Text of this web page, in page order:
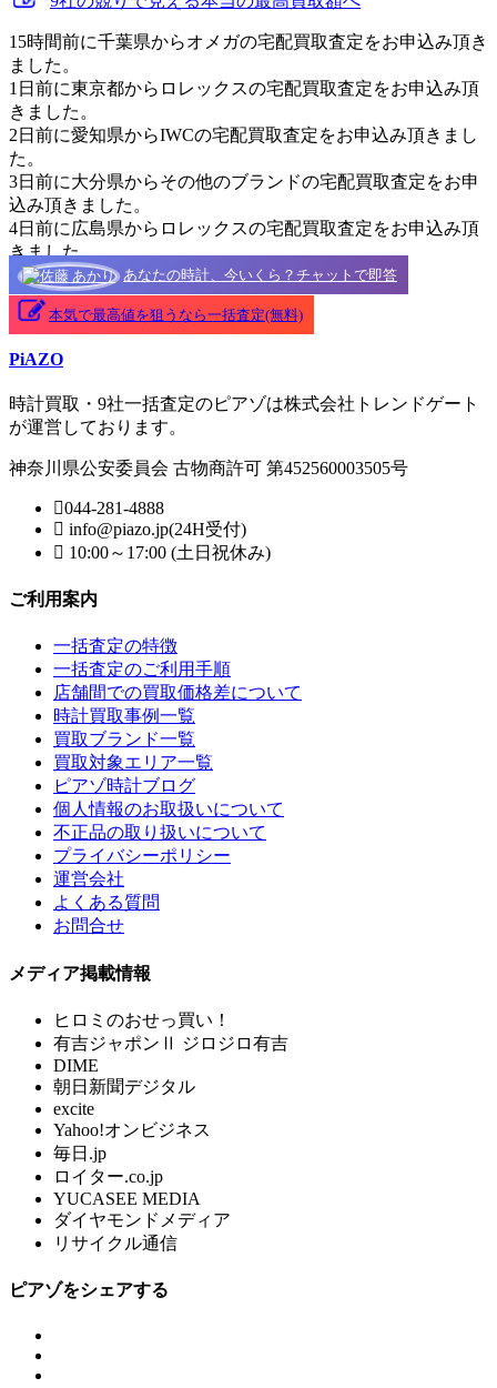
15時間前に千葉県からオメガの宅配買取査定をお申込み頂き
ました。
1日前に東京都からロレックスの宅配買取査定をお申込み頂
きました。
2日前に愛知県からIWCの宅配買取査定をお申込み頂きまし
た。
3日前に大分県からその他のブランドの宅配買取査定をお申
込み頂きました。
4日前に広島県からロレックスの宅配買取査定をお申込み頂
きました。
あなたの時計、今いくら？チャットで即答
本気で最高値を狙うなら一括査定(無料)
PiAZO
時計買取・9社一括査定のピアゾは株式会社トレンドゲート
が運営しております。
神奈川県公安委員会 古物商許可 第452560003505号
044-281-4888
info@piazo.jp(24H受付)
10:00～17:00 (土日祝休み)
ご利用案内
一括査定の特徴
一括査定のご利用手順
店舗間での買取価格差について
時計買取事例一覧
買取ブランド一覧
買取対象エリア一覧
ピアゾ時計ブログ
個人情報のお取扱いについて
不正品の取り扱いについて
プライバシーポリシー
運営会社
よくある質問
お問合せ
メディア掲載情報
ヒロミのおせっ買い！
有吉ジャポンⅡ ジロジロ有吉
DIME
朝日新聞デジタル
excite
Yahoo!オンビジネス
毎日.jp
ロイター.co.jp
YUCASEE MEDIA
ダイヤモンドメディア
リサイクル通信
ピアゾをシェアする